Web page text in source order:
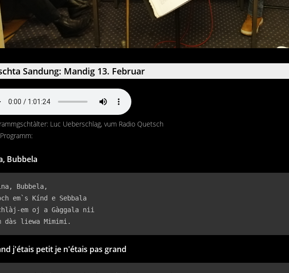
Sandung: Mandig 13. Februar
Luc Ueberschlag, vum Radio Quetsch
Bubbela
Bubbela,
em`s Kínd e Sebbala
em oj a Gàggala nii
dàs liewa Mimimi.
j'étais petit je n'étais pas grand